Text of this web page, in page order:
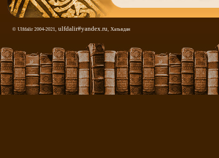
© Ulfdalir 2004-2021, ulfdalir#yandex.ru , Хальвдан